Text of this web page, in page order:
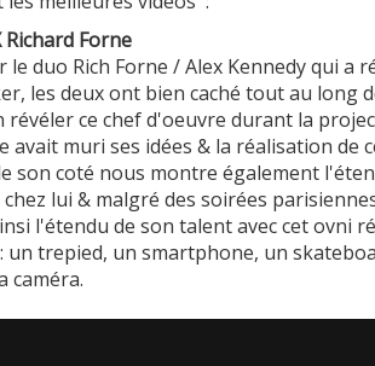
Richard Forne
le duo Rich Forne / Alex Kennedy qui a
les deux ont bien caché tout au long
révéler ce chef d'oeuvre durant la
avait muri ses idées & la réalisation de
son coté nous montre également
lui & malgré des soirées
l'étendu de son talent avec cet ovni
un trepied, un smartphone, un
caméra.